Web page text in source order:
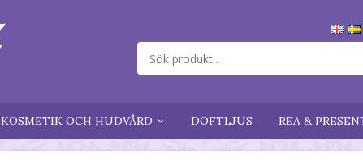
KOSMETIK OCH HUDVÅRD DOFTLJUS REA &